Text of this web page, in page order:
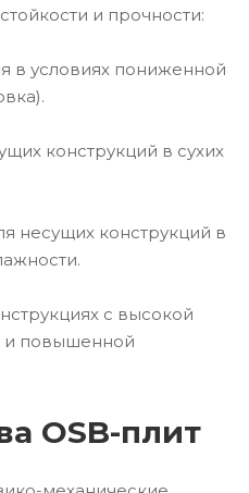
и прочности:
в условиях пониженной
конструкций в сухих
несущих конструкций в
с высокой
и повышенной
OSB-плит